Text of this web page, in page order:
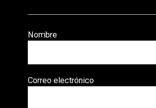
Nombre
Correo electrónico